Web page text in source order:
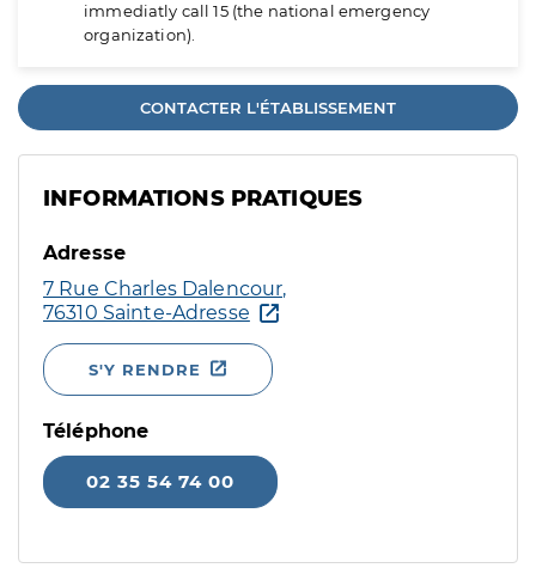
immediatly call 15 (the national emergency
organization).
CONTACTER L'ÉTABLISSEMENT
INFORMATIONS PRATIQUES
Adresse
7 Rue Charles Dalencour,
76310 Sainte-Adresse
S'Y RENDRE
Téléphone
02 35 54 74 00